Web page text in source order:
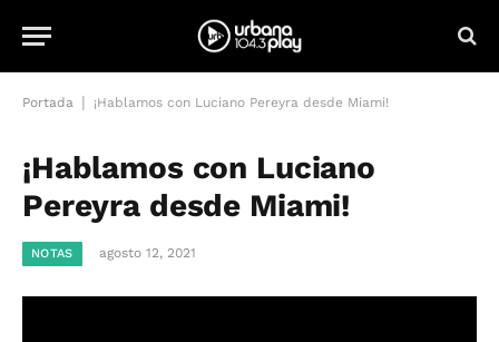
Portada ¡Hablamos con Luciano Pereyra desde Miami!
¡Hablamos con Luciano
Pereyra desde Miami!
NOTAS agosto 12, 2021